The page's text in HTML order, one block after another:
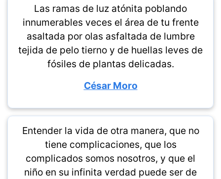
Las ramas de luz atónita poblando
innumerables veces el área de tu frente
asaltada por olas asfaltada de lumbre
tejida de pelo tierno y de huellas leves de
fósiles de plantas delicadas.
César Moro
Entender la vida de otra manera, que no
tiene complicaciones, que los
complicados somos nosotros, y que el
niño en su infinita verdad puede ser de